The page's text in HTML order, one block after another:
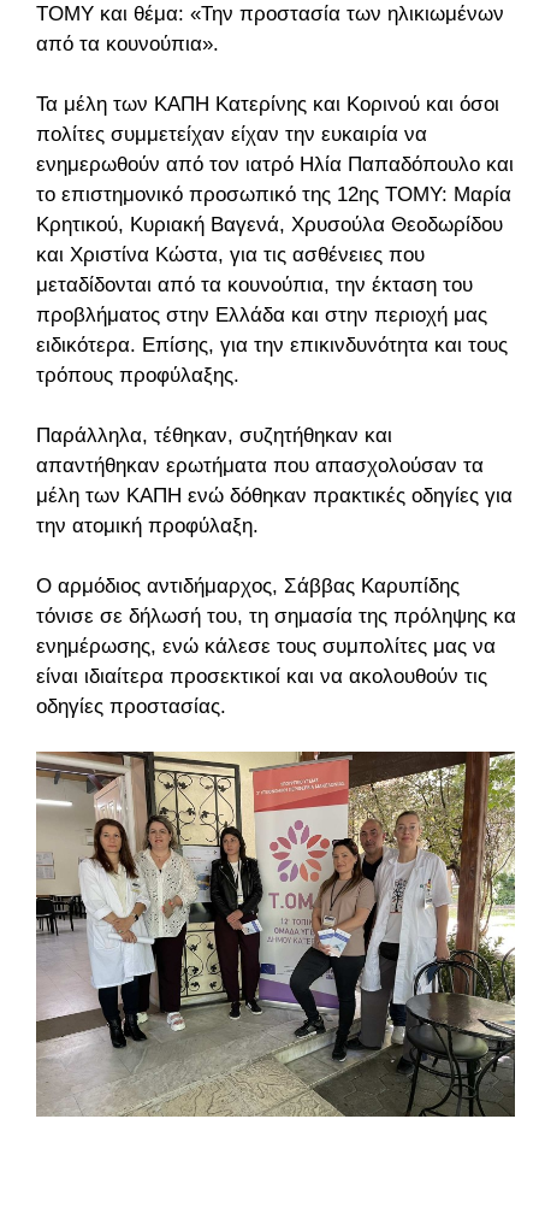
ΤΟΜΥ και θέμα: «Την προστασία των ηλικιωμένων
από τα κουνούπια».
Τα μέλη των ΚΑΠΗ Κατερίνης και Κορινού και όσοι
πολίτες συμμετείχαν είχαν την ευκαιρία να
ενημερωθούν από τον ιατρό Ηλία Παπαδόπουλο και
το επιστημονικό προσωπικό της 12ης ΤΟΜΥ: Μαρία
Κρητικού, Κυριακή Βαγενά, Χρυσούλα Θεοδωρίδου
και Χριστίνα Κώστα, για τις ασθένειες που
μεταδίδονται από τα κουνούπια, την έκταση του
προβλήματος στην Ελλάδα και στην περιοχή μας
ειδικότερα. Επίσης, για την επικινδυνότητα και τους
τρόπους προφύλαξης.
Παράλληλα, τέθηκαν, συζητήθηκαν και
απαντήθηκαν ερωτήματα που απασχολούσαν τα
μέλη των ΚΑΠΗ ενώ δόθηκαν πρακτικές οδηγίες για
την ατομική προφύλαξη.
Ο αρμόδιος αντιδήμαρχος, Σάββας Καρυπίδης
τόνισε σε δήλωσή του, τη σημασία της πρόληψης και
ενημέρωσης, ενώ κάλεσε τους συμπολίτες μας να
είναι ιδιαίτερα προσεκτικοί και να ακολουθούν τις
οδηγίες προστασίας.